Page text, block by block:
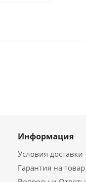
Информация
Условия доставки
Гарантия на товар